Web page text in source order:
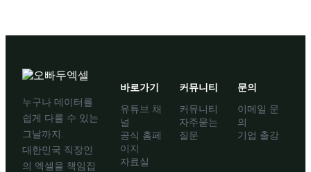
누구나 데이터를
쉽게 다룰 수 있는
그날까지.
대한민국 직장인
의 엑셀을 책임집
바로가기
유튜브 채
널
공식 홈페
이지
자료실
커뮤니티
커뮤니티
자주묻는
질문
문의
이메일 문
의
기업 출강